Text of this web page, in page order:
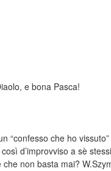
e bona Pasca!
“confesso che ho
d’improvviso a sè
non basta mai?